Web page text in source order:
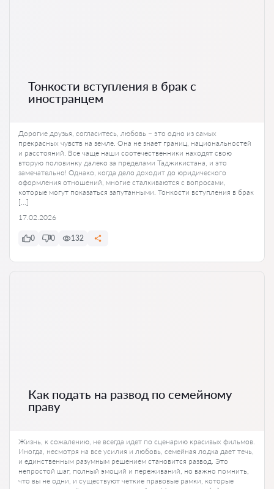
Тонкости вступления в брак с
иностранцем
Дорогие друзья, согласитесь, любовь – это одно из самых
прекрасных чувств на земле. Она не знает границ, национальностей
и расстояний. Все чаще наши соотечественники находят свою
вторую половинку далеко за пределами Таджикистана, и это
замечательно! Однако, когда дело доходит до юридического
оформления отношений, многие сталкиваются с вопросами,
которые могут показаться запутанными. Тонкости вступления в брак
[…]
17.02.2026
0 0 132
Как подать на развод по семейному
праву
Жизнь, к сожалению, не всегда идет по сценарию красивых фильмов.
Иногда, несмотря на все усилия и любовь, семейная лодка дает течь,
и единственным разумным решением становится развод. Это
непростой шаг, полный эмоций и переживаний, но важно помнить,
что вы не одни, и существуют четкие правовые рамки, которые